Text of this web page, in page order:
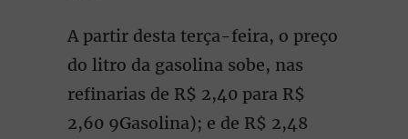
A partir desta terça-feira, o preço
do litro da gasolina sobe, nas
refinarias de R$ 2,40 para R$
2,60 9Gasolina); e de R$ 2,48